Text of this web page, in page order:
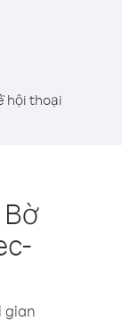
hội thoại
gian